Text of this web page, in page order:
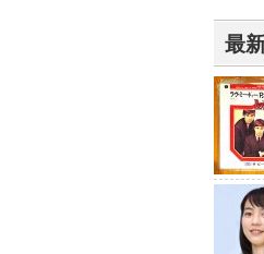
最